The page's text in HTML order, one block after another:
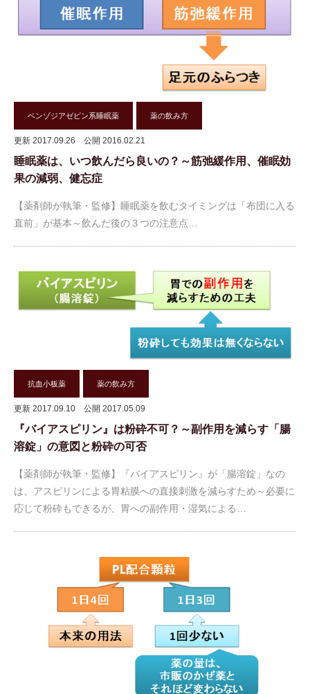
ベンゾジアゼピン系睡眠薬 薬の飲み方
更新 2017.09.26 公開 2016.02.21
睡眠薬は、いつ飲んだら良いの？～筋弛緩作用、催眠効
果の減弱、健忘症
【薬剤師が執筆・監修】睡眠薬を飲むタイミングは「布団に入る
直前」が基本～飲んだ後の３つの注意点…
抗血小板薬 薬の飲み方
更新 2017.09.10 公開 2017.05.09
『バイアスピリン』は粉砕不可？～副作用を減らす「腸
溶錠」の意図と粉砕の可否
【薬剤師が執筆・監修】『バイアスピリン』が「腸溶錠」なの
は、アスピリンによる胃粘膜への直接刺激を減らすため～必要に
応じて粉砕もできるが、胃への副作用・湿気による…